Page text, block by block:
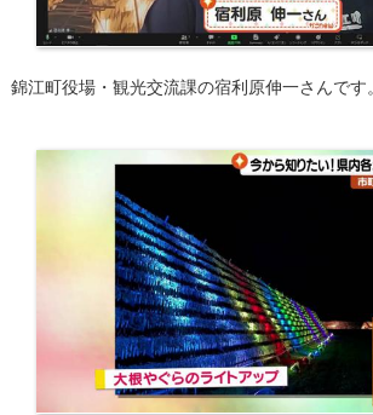
錦江町役場・観光交流課の宿利原伸一さんです。